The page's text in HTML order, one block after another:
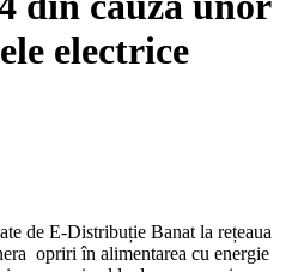
electrice
de E-Distribuție Banat la rețeaua
opriri în alimentarea cu energie